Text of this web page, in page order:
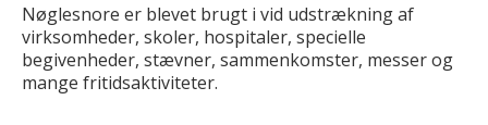
Nøglesnore er blevet brugt i vid udstrækning af
virksomheder, skoler, hospitaler, specielle
begivenheder, stævner, sammenkomster, messer og
mange fritidsaktiviteter.